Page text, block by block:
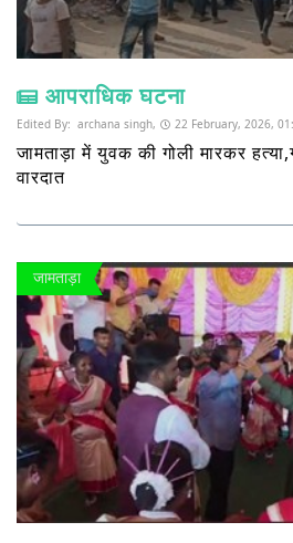
आपराधिक घटना
Edited By: archana singh, 22 February, 2026,
जामताड़ा में युवक की गोली मारकर
वारदात
जामताड़ा